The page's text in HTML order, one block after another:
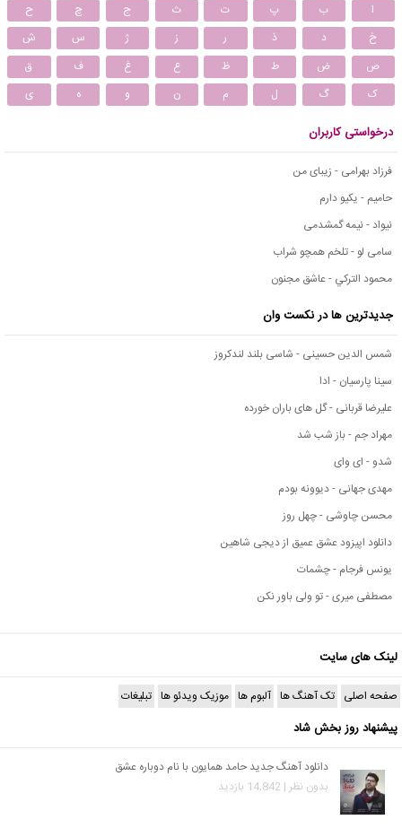
ا ب پ ت ث ج چ
ح
خ
د ذ ر ز ژ س
ش
ص
ض ط ظ ع غ ف
ق
ک
گ ل م ن و ه ی
درخواستی کاربران
فرزاد بهرامی - زیبای من
حامیم - یکیو دارم
نیواد - نیمه گمشدمی
سامی لو - تلخم همچو شراب
محمود التركي - عاشق مجنون
جدیدترین ها در نکست وان
شمس الدین حسینی - شاسی بلند لندکروز
سینا پارسیان - ادا
علیرضا قربانی - گل های باران خورده
مهراد جم - باز شب شد
شدو - ای وای
مهدی جهانی - دیوونه بودم
محسن چاوشی - چهل روز
دانلود اپیزود عشق عمیق از دیجی شاهین
یونس فرجام - چشمات
مصطفی میری - تو ولی باور نکن
لینک های سایت
صفحه اصلی تک آهنگ ها آلبوم ها موزیک ویدئو ها تبلیغات
پیشنهاد روز بخش شاد
دانلود آهنگ جدید حامد همایون با نام دوباره عشق
بدون نظر | 14,842 بازدید